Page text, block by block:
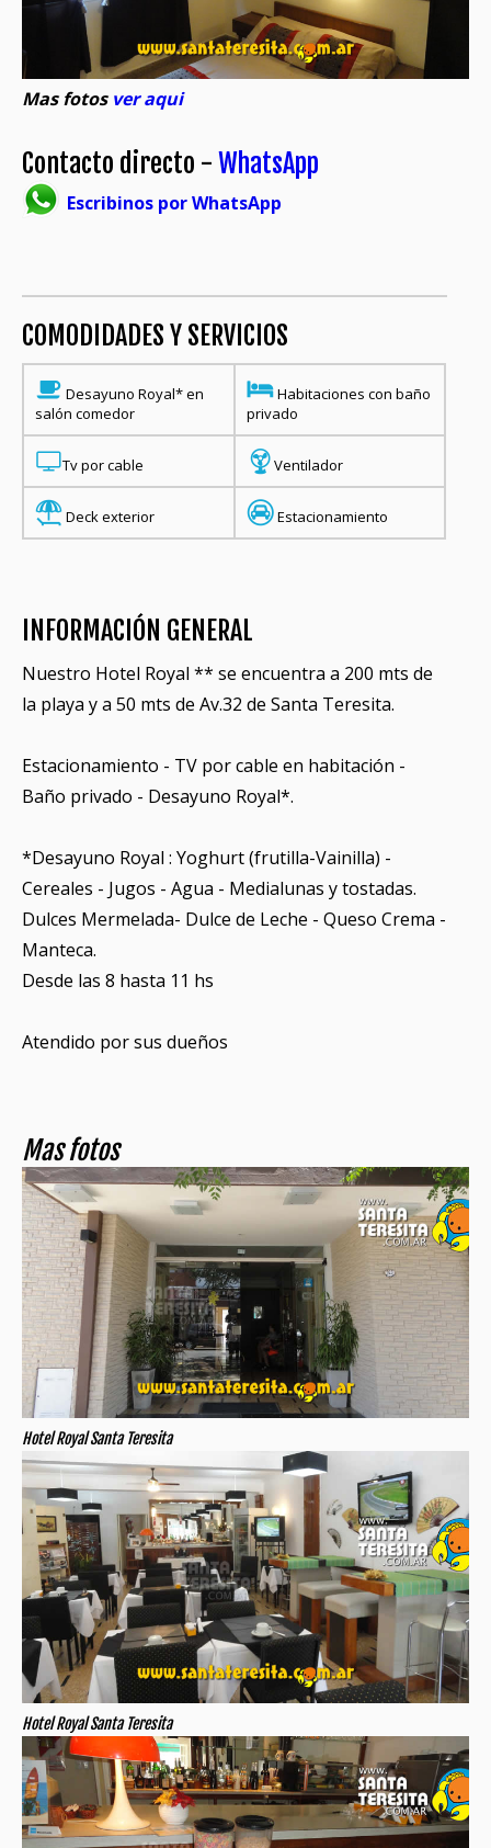
Mas fotos ver aqui
Contacto directo - WhatsApp
Escribinos por WhatsApp
COMODIDADES Y SERVICIOS
Desayuno Royal* en
salón comedor
Habitaciones con baño
privado
Tv por cable Ventilador
Deck exterior Estacionamiento
INFORMACIÓN GENERAL
Nuestro Hotel Royal ** se encuentra a 200 mts de
la playa y a 50 mts de Av.32 de Santa Teresita.
Estacionamiento - TV por cable en habitación -
Baño privado - Desayuno Royal*.
*Desayuno Royal : Yoghurt (frutilla-Vainilla) -
Cereales - Jugos - Agua - Medialunas y tostadas.
Dulces Mermelada- Dulce de Leche - Queso Crema -
Manteca.
Desde las 8 hasta 11 hs
Atendido por sus dueños
Mas fotos
Hotel Royal Santa Teresita
Hotel Royal Santa Teresita